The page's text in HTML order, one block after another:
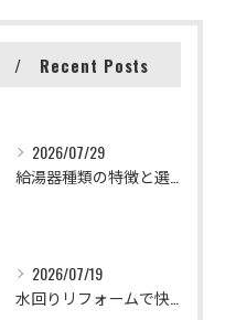
Recent Posts
2026/07/29
2026/07/19